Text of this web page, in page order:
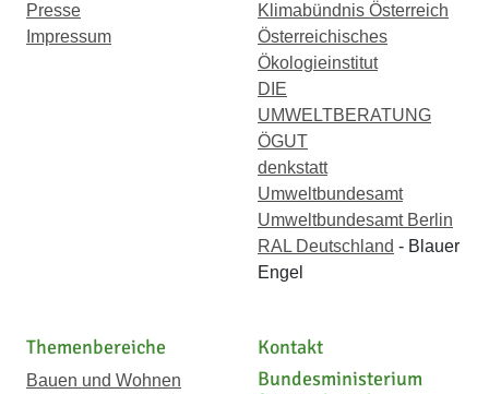
Presse
Impressum
Klimabündnis Österreich
Österreichisches
Ökologieinstitut
DIE
UMWELTBERATUNG
ÖGUT
denkstatt
Umweltbundesamt
Umweltbundesamt Berlin
RAL Deutschland - Blauer
Engel
Themenbereiche
Bauen und Wohnen
Kontakt
Bundesministerium